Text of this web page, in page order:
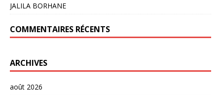
JALILA BORHANE
COMMENTAIRES RÉCENTS
ARCHIVES
août 2026